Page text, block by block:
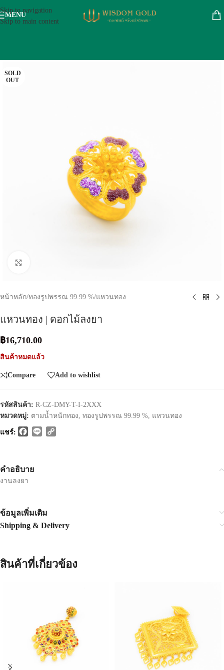
Skip to navigation
Skip to main content
MENU
SOLD
OUT
หน้าหลัก/ทองรูปพรรณ 99.99 %/แหวนทอง
แหวนทอง | ดอกไม้ลงยา
฿16,710.00
สินค้าหมดแล้ว
Compare Add to wishlist
รหัสสินค้า: R-CZ-DMY-T-I-2XXX
หมวดหมู่: ตามน้ำหนักทอง, ทองรูปพรรณ 99.99 %, แหวนทอง
แชร์: Facebook
Line
คำอธิบาย
งานลงยา
ข้อมูลเพิ่มเติม
Shipping & Delivery
สินค้าที่เกี่ยวข้อง